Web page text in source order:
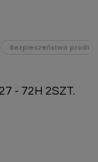
Bezpieczeństwo
- 72H 2SZT.